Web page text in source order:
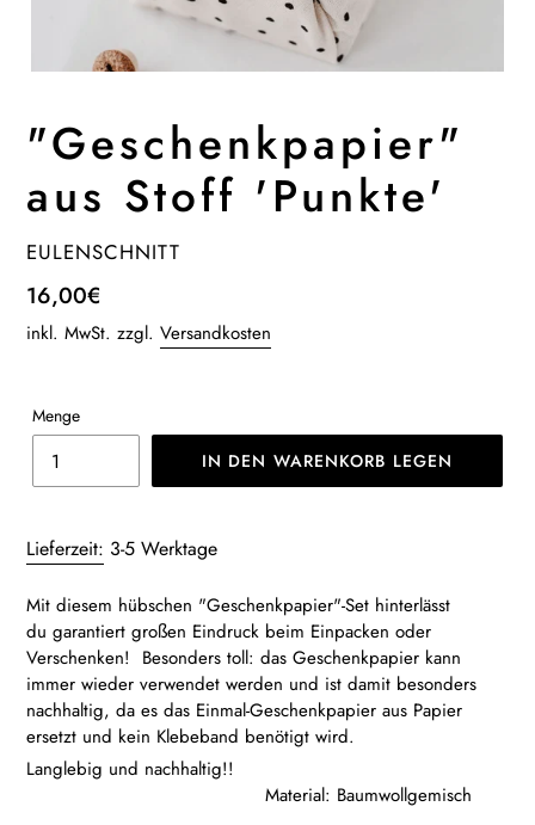
"Geschenkpapier"
aus Stoff 'Punkte'
VERKÄUFER
EULENSCHNITT
Normaler
Preis
16,00€
inkl. MwSt. zzgl. Versandkosten
Menge
IN DEN WARENKORB LEGEN
wird
zum
hinzugefügt
Lieferzeit: 3-5 Werktage
Mit diesem hübschen "Geschenkpapier"-Set hinterlässt
du garantiert großen Eindruck beim Einpacken oder
Verschenken! Besonders toll: das Geschenkpapier kann
immer wieder verwendet werden und ist damit besonders
nachhaltig, da es das Einmal-Geschenkpapier aus Papier
ersetzt und kein Klebeband benötigt wird.
Langlebig und nachhaltig!!
Material: Baumwollgemisch